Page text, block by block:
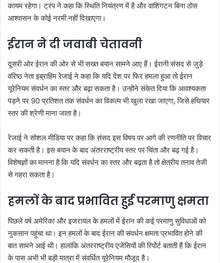
कायम रहेगा। ट्रंप ने कहा कि स्थिति नियंत्रण में है और वाशिंगटन बिना ठोस
आश्वासन के कोई नरमी नहीं दिखाएगा।
ईरान ने दी जवाबी चेतावनी
दूसरी ओर ईरान की ओर से भी सख्त बयान सामने आए हैं। ईरानी संसद से जुड़े
वरिष्ठ नेता इब्राहिम रेजाई ने कहा कि यदि देश पर फिर हमला हुआ तो ईरान
यूरेनियम संवर्धन का स्तर और बढ़ा सकता है। उन्होंने संकेत दिया कि आवश्यकता
पड़ने पर 90 प्रतिशत तक संवर्धन का विकल्प भी खुला रखा जाएगा, जिसे हथियार
स्तर की श्रेणी माना जाता है।
रेजाई ने सोशल मीडिया पर कहा कि संसद इस विषय पर आगे की रणनीति पर विचार
कर सकती है। इस बयान के बाद अंतरराष्ट्रीय स्तर पर चिंता और बढ़ गई है।
विशेषज्ञों का मानना है कि यदि संवर्धन का स्तर और बढ़ता है तो क्षेत्रीय तनाव तेजी
से गहरा सकता है।
हमलों के बाद प्रभावित हुई परमाणु क्षमता
पिछले वर्ष अमेरिका और इजरायल के हमलों में ईरान की कई परमाणु सुविधाओं को
नुकसान पहुंचा था। इन हमलों के बाद ईरान की संवर्धन क्षमता प्रभावित होने की
बात सामने आई थी। हालांकि अंतरराष्ट्रीय एजेंसियों की रिपोर्ट बताती हैं कि ईरान
के पास अभी भी बड़ी मात्रा में संवर्धित यूरेनियम मौजूद है।